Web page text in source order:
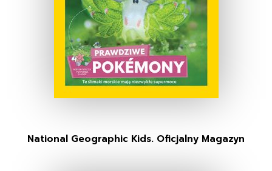
National Geographic Kids. Oficjalny Magazyn